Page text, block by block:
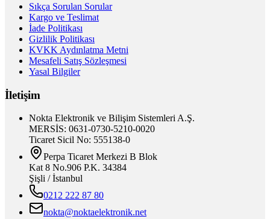
Sıkça Sorulan Sorular
Kargo ve Teslimat
İade Politikası
Gizlilik Politikası
KVKK Aydınlatma Metni
Mesafeli Satış Sözleşmesi
Yasal Bilgiler
İletişim
Nokta Elektronik ve Bilişim Sistemleri A.Ş.
MERSİS: 0631-0730-5210-0020
Ticaret Sicil No: 555138-0
Perpa Ticaret Merkezi B Blok
Kat 8 No.906 P.K. 34384
Şişli / İstanbul
0212 222 87 80
nokta@noktaelektronik.net